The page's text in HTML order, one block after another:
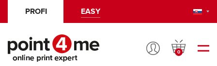
PROFI EASY
Prihlásenie
Vstúpiť